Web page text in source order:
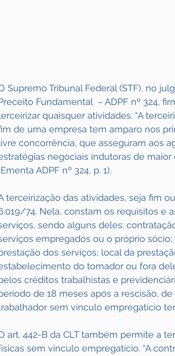
Supremo Tribunal Federal (STF), no
Fundamental  – ADPF nº 324,
quaisquer atividades. “A
de uma empresa tem amparo nos
concorrência, que asseguram aos
negociais indutoras de
ADPF nº 324, p. 1).
terceirização das atividades, seja fim
74. Nela, constam os requisitos e
sendo alguns deles:
empregados ou o próprio
dos serviços; local da
do tomador ou fora
créditos trabalhistas e
de 18 meses após a rescisão,
sem vínculo empregatício
art. 442-B da CLT também permite a
sem vínculo empregatício. “A